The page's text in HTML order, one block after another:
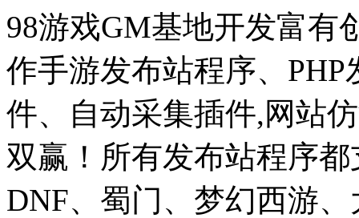
98游戏GM基地开发富有
作手游发布站程序、
件、自动采集插件,网站
双赢！所有发布站程序
DNF、蜀门、梦幻西游